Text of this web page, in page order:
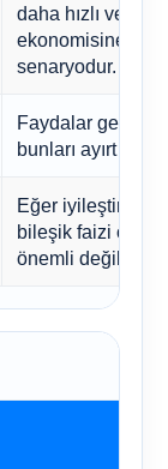
daha hızlı ve
ekonomisine
senaryodur.
Faydalar
bunları ayırt
Eğer
bileşik faizi
önemli değilse